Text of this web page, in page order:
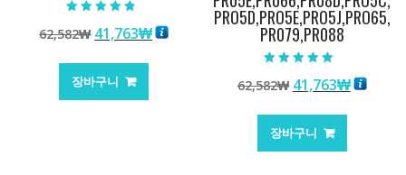
4.50
로 평가됨
62,582₩ 원
가
격:
41,763₩현
장바구니
PRO5D,PRO5E,PRO5J,PRO65,
PR079,PR088
5.00
로 평가됨
62,582₩ 원
가
격:
41,763₩현
장바구니